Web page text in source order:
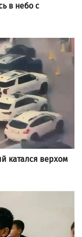
в небо с
катался верхом